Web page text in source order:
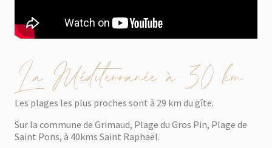
La Méditerranée à 30 km
Les plages les plus proches sont à 29 km du gîte.
Sur la commune de Grimaud, Plage du Gros Pin, Plage de
Saint Pons, à 40kms Saint Raphaël.